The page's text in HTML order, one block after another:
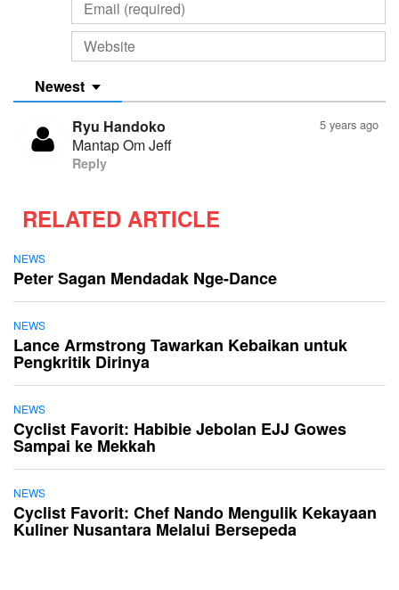
Newest
5 years ago
Ryu Handoko
Mantap Om Jeff
Reply
RELATED ARTICLE
NEWS
Peter Sagan Mendadak Nge-Dance
NEWS
Lance Armstrong Tawarkan Kebaikan untuk
Pengkritik Dirinya
NEWS
Cyclist Favorit: Habibie Jebolan EJJ Gowes
Sampai ke Mekkah
NEWS
Cyclist Favorit: Chef Nando Mengulik Kekayaan
Kuliner Nusantara Melalui Bersepeda